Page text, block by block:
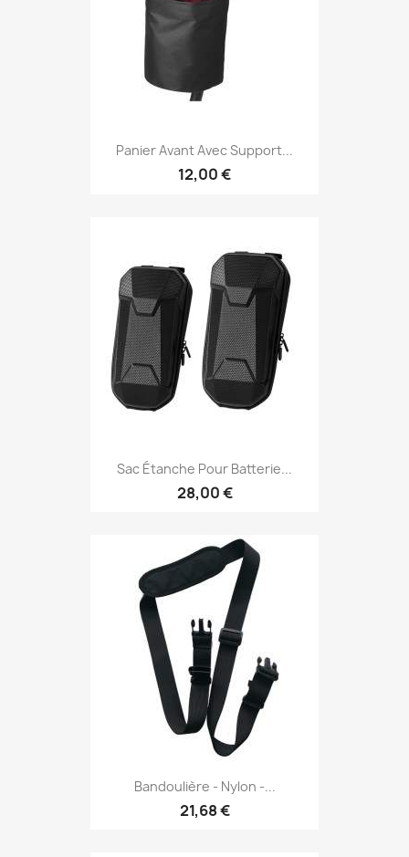
Panier Avant Avec Support...
12,00 €
Sac Étanche Pour Batterie...
28,00 €
Bandoulière - Nylon -...
21,68 €